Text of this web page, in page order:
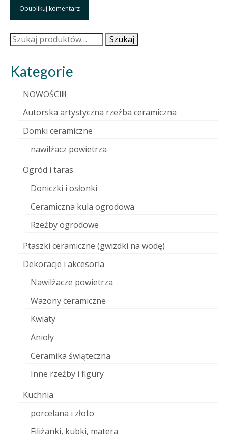
Szukaj: Szukaj
Kategorie
NOWOŚCI!!!
Autorska artystyczna rzeźba ceramiczna
Domki ceramiczne
nawilżacz powietrza
Ogród i taras
Doniczki i osłonki
Ceramiczna kula ogrodowa
Rzeźby ogrodowe
Ptaszki ceramiczne (gwizdki na wodę)
Dekoracje i akcesoria
Nawilżacze powietrza
Wazony ceramiczne
Kwiaty
Anioły
Ceramika świąteczna
Inne rzeźby i figury
Kuchnia
porcelana i złoto
Filiżanki, kubki, matera